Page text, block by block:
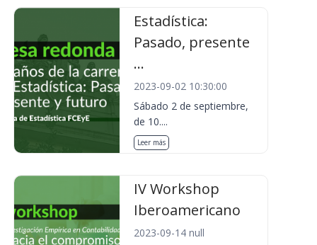
Estadística:
Pasado, presente
...
2023-09-02 10:30:00
Sábado 2 de septiembre,
de 10....
Leer más
IV Workshop
Iberoamericano
2023-09-14 null